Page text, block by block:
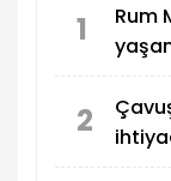
1
Rum
2